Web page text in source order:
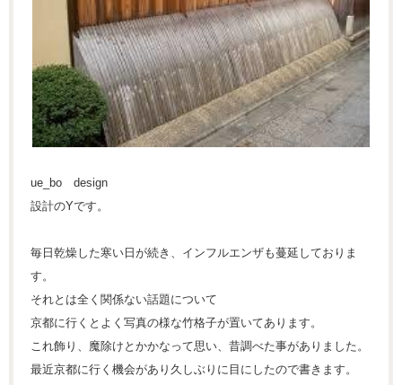
ue_bo design
設計のYです。
毎日乾燥した寒い日が続き、インフルエンザも蔓延しておりま
す。
それとは全く関係ない話題について
京都に行くとよく写真の様な竹格子が置いてあります。
これ飾り、魔除けとかかなって思い、昔調べた事がありました。
最近京都に行く機会があり久しぶりに目にしたので書きます。